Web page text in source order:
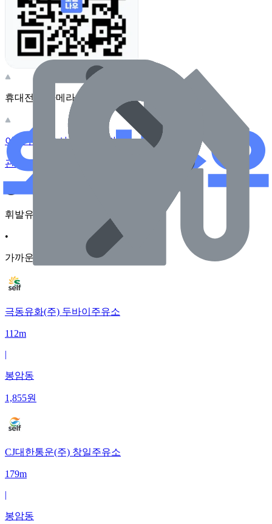
휴대전화 카메라로 찍어보세요
이 주유소의 사장님이신가요?
관리하기
휘발유
•
가까운순
극동유화(주) 두바이주유소
112m
|
봉암동
1,855원
CJ대한통운(주) 창일주유소
179m
|
봉암동